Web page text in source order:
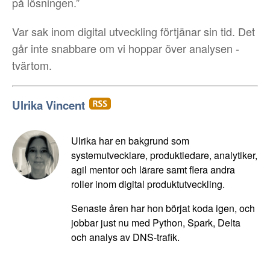
Var sak inom digital utveckling förtjänar sin tid. Det
går inte snabbare om vi hoppar över analysen -
tvärtom.
Ulrika Vincent
Ulrika har en bakgrund som
systemutvecklare, produktledare, analytiker,
agil mentor och lärare samt flera andra
roller inom digital produktutveckling.
Senaste åren har hon börjat koda igen, och
jobbar just nu med Python, Spark, Delta
och analys av DNS-trafik.